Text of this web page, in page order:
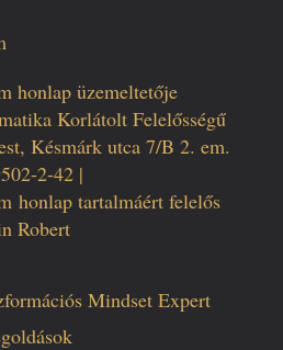
honlap üzemeltetője
Korlátolt Felelősségű
Késmárk utca 7/B 2. em.
2-42 |
honlap tartalmáért felelős
Robert
Mindset Expert